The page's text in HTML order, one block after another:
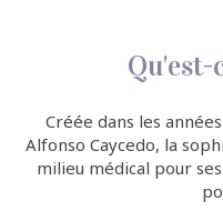
Qu'est-
Créée dans les
Alfonso Caycedo, la
milieu médical pour